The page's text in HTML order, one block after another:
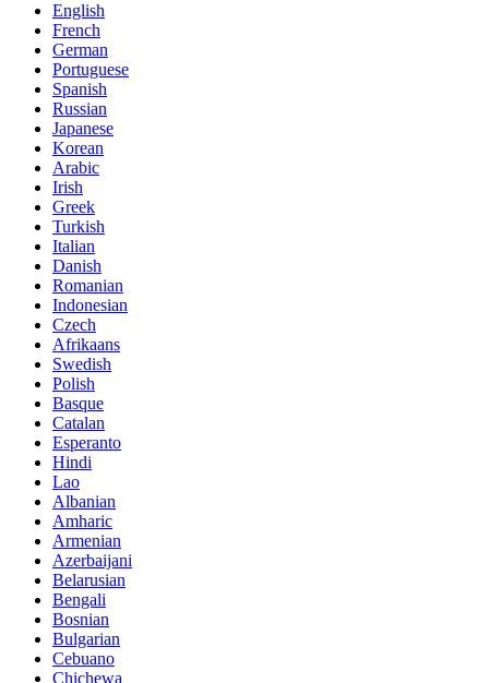
English
French
German
Portuguese
Spanish
Russian
Japanese
Korean
Arabic
Irish
Greek
Turkish
Italian
Danish
Romanian
Indonesian
Czech
Afrikaans
Swedish
Polish
Basque
Catalan
Esperanto
Hindi
Lao
Albanian
Amharic
Armenian
Azerbaijani
Belarusian
Bengali
Bosnian
Bulgarian
Cebuano
Chichewa